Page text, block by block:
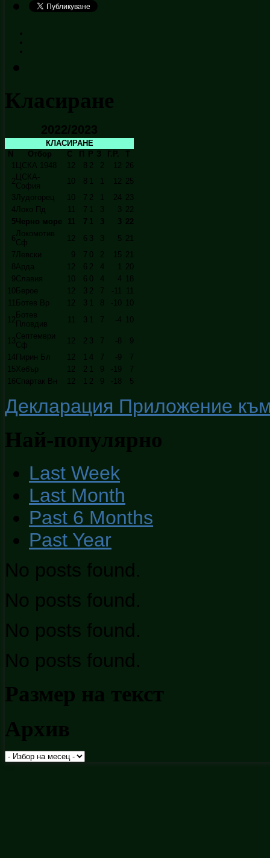
Класиране
2022/2023
КЛАСИРАНЕ
N
Отбор С П Р З Г.Р.
Т
1 ЦСКА 1948 12 8 2 2 12 26
2 ЦСКА-
София
10 8 1 1 12 25
3Лудогорец 10 7 2 1 24
23
4 Локо Пд 11 7 1 3 3 22
5Черно море 11 7 1 3 3
22
6
Локомотив
Сф
12 6 3 3 5 21
7Левски 9 7 0 2 15 21
8 Арда 12 6 2 4 1 20
9Славия 10 6 0 4 4
18
10 Берое 12 3 2 7 -11 11
11 Ботев Вр 12 3 1 8 -10 10
12
Ботев
Пловдив
11 3 1 7 -4 10
13
Септември
Сф
12 2 3 7 -8
9
14 Пирин Бл 12 1 4 7 -9
7
15Хебър 12 2 1 9 -19
7
16Спартак Вн 12 1 2 9 -18 5
Декларация Приложение
Най-популярно
Last Week
Last Month
Past 6 Months
Past Year
No posts found.
No posts found.
No posts found.
No posts found.
Размер на текст
Архив